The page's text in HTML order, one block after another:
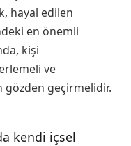
hayal edilen
en önemli
kişi
ve
geçirmelidir.
kendi içsel